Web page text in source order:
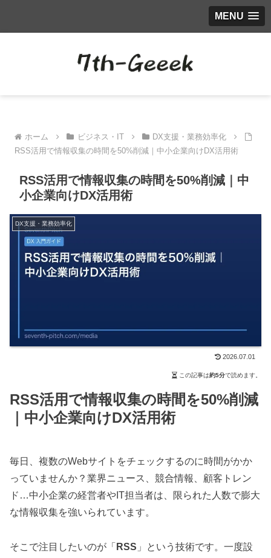
MENU
ホーム ビジネス・IT
DX支援・業務効率化
RSS活用で情報収集の時間を50%削減｜中小企業向けDX活用術
RSS活用で情報収集の時間を50%削減｜中
小企業向けDX活用術
DX支援・業務効率化
2026.07.01
この記事は約5分で読めます。
RSS活用で情報収集の時間を50%削減
｜中小企業向けDX活用術
毎日、複数のWebサイトをチェックするのに時間がかか
っていませんか？業界ニュース、競合情報、顧客トレン
ド…中小企業の経営者やIT担当者は、限られた人数で膨大
な情報収集を強いられています。
そこで注目したいのが「 RSS 」という技術です。一度設